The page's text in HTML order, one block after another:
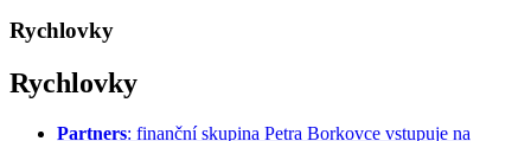
Rychlovky
Rychlovky
Partners: finanční skupina Petra Borkovce vstupuje na